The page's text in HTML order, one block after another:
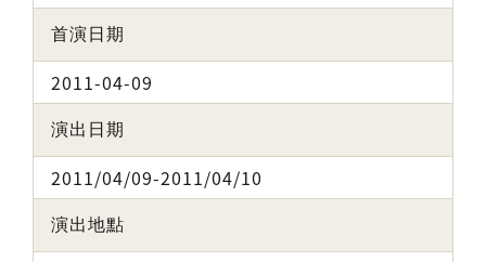
首演日期
2011-04-09
演出日期
2011/04/09-2011/04/10
演出地點